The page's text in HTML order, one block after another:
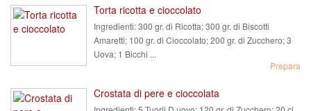
Torta ricotta e cioccolato
Ingredienti:300 gr. di Ricotta; 300 gr. di Biscotti
Amaretti; 100 gr. di Cioccolato; 200 gr. di Zucchero; 3
Uova; 1 Bicchi ...
Prepara
Crostata di pere e cioccolata